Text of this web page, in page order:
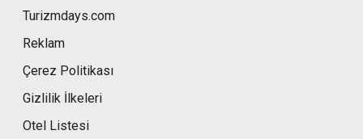
Turizmdays.com
Reklam
Çerez Politikası
Gizlilik İlkeleri
Otel Listesi